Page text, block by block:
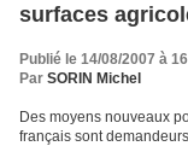
surfaces
Publié le 14/08/2007 à
Par SORIN Michel
Des moyens nouveaux
français sont